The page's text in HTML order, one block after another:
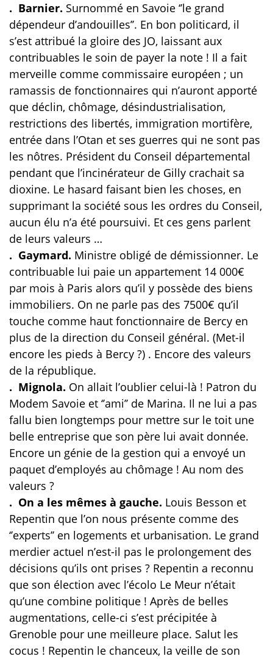
. Barnier. Surnommé en Savoie ‘’le grand
dépendeur d’andouilles’’. En bon politicard, il
s’est attribué la gloire des JO, laissant aux
contribuables le soin de payer la note ! Il a fait
merveille comme commissaire européen ; un
ramassis de fonctionnaires qui n’auront apporté
que déclin, chômage, désindustrialisation,
restrictions des libertés, immigration mortifère,
entrée dans l’Otan et ses guerres qui ne sont pas
les nôtres. Président du Conseil départemental
pendant que l’incinérateur de Gilly crachait sa
dioxine. Le hasard faisant bien les choses, en
supprimant la société sous les ordres du Conseil,
aucun élu n’a été poursuivi. Et ces gens parlent
de leurs valeurs …
. Gaymard. Ministre obligé de démissionner. Le
contribuable lui paie un appartement 14 000€
par mois à Paris alors qu’il y possède des biens
immobiliers. On ne parle pas des 7500€ qu’il
touche comme haut fonctionnaire de Bercy en
plus de la direction du Conseil général. (Met-il
encore les pieds à Bercy ?) . Encore des valeurs
de la république.
. Mignola. On allait l’oublier celui-là ! Patron du
Modem Savoie et ‘’ami’’ de Marina. Il ne lui a pas
fallu bien longtemps pour mettre sur le toit une
belle entreprise que son père lui avait donnée.
Encore un génie de la gestion qui a envoyé un
paquet d’employés au chômage ! Au nom des
valeurs ?
. On a les mêmes à gauche. Louis Besson et
Repentin que l’on nous présente comme des
‘’experts’’ en logements et urbanisation. Le grand
merdier actuel n’est-il pas le prolongement des
décisions qu’ils ont prises ? Repentin a reconnu
que son élection avec l’écolo Le Meur n’était
qu’une combine politique ! Après de belles
augmentations, celle-ci s’est précipitée à
Grenoble pour une meilleure place. Salut les
cocus ! Repentin le chanceux, la veille de son